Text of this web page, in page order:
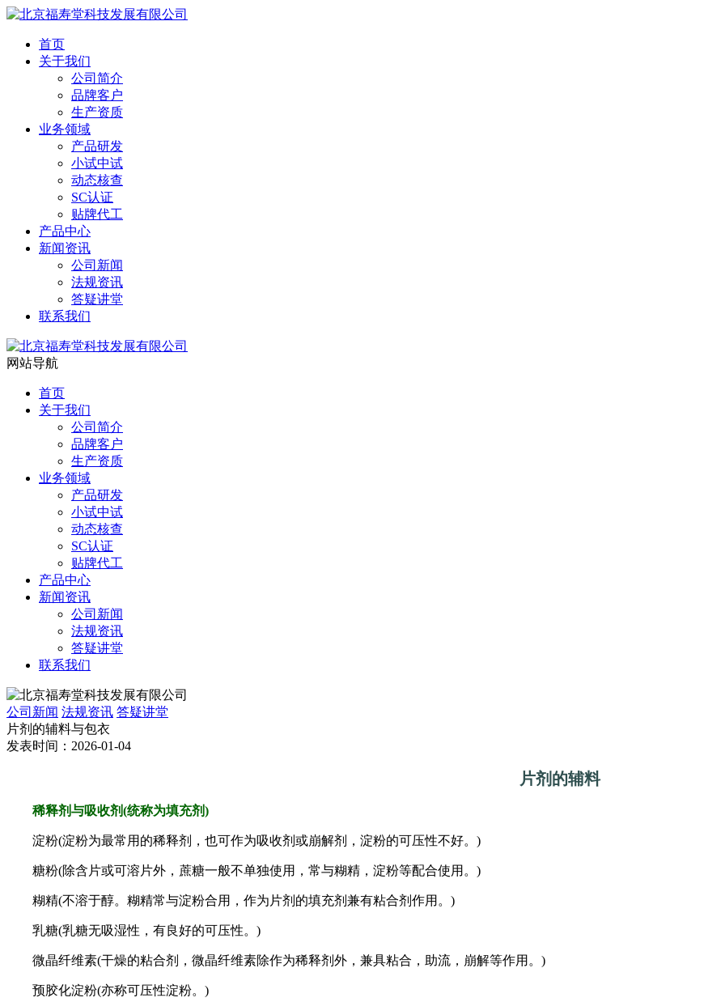
首页
关于我们
公司简介
品牌客户
生产资质
业务领域
产品研发
小试中试
动态核查
SC认证
贴牌代工
产品中心
新闻资讯
公司新闻
法规资讯
答疑讲堂
联系我们
网站导航
首页
关于我们
公司简介
品牌客户
生产资质
业务领域
产品研发
小试中试
动态核查
SC认证
贴牌代工
产品中心
新闻资讯
公司新闻
法规资讯
答疑讲堂
联系我们
公司新闻 法规资讯 答疑讲堂
片剂的辅料与包衣
发表时间：2026-01-04
片剂的辅料
稀释剂与吸收剂(统称为填充剂)
淀粉(淀粉为最常用的稀释剂，也可作为吸收剂或崩解剂，淀粉的可压性不好。)
糖粉(除含片或可溶片外，蔗糖一般不单独使用，常与糊精，淀粉等配合使用。)
糊精(不溶于醇。糊精常与淀粉合用，作为片剂的填充剂兼有粘合剂作用。)
乳糖(乳糖无吸湿性，有良好的可压性。)
微晶纤维素(干燥的粘合剂，微晶纤维素除作为稀释剂外，兼具粘合，助流，崩解等作用。)
预胶化淀粉(亦称可压性淀粉。)